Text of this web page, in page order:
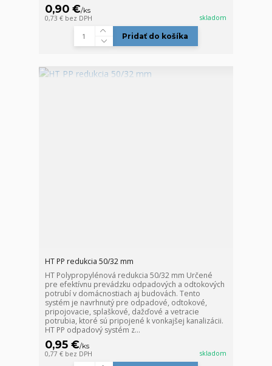
0,90 €/ks
0,73 € bez DPH skladom
Pridať do košíka
HT PP redukcia 50/32 mm
HT Polypropylénová redukcia 50/32 mm Určené
pre efektívnu prevádzku odpadových a odtokových
potrubí v domácnostiach aj budovách. Tento
systém je navrhnutý pre odpadové, odtokové,
pripojovacie, splaškové, dažďové a vetracie
potrubia, ktoré sú pripojené k vonkajšej kanalizácii.
HT PP odpadový systém z...
0,95 €/ks
0,77 € bez DPH skladom